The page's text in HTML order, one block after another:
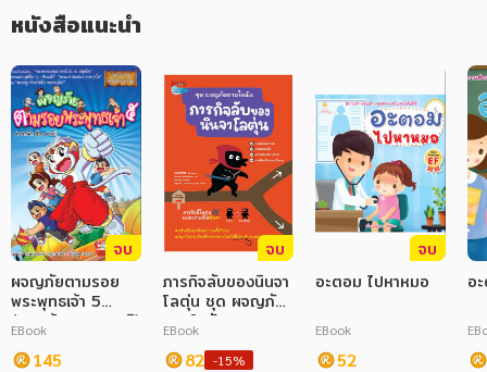
เทคโนโลยี การสื่อสาร วิทยาศาสตร์
หนังสือเด็ก
การพัฒนาตนเอง
ความรู้ทั่วไป
การ์ตูนความรู้ การ์ตูน
การ์ตูนมังงะ (Manga)
หนังสือแนะนำ
จบ
ผจญภัยตามรอย
พระพุทธเจ้า 5
(พระเจ้า 500 ชาติ)
(ฉบับการ์ตูน)
EBook
145
จบ
ภารกิจลับของนินจา
โลตุ่น ชุด ผจญภัย
ตามใจฉัน
EBook
82 -15%
จบ
อะตอม ไปหาหมอ
EBook
52
อ